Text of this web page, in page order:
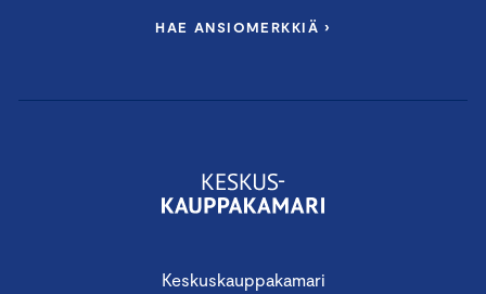
Keskuskauppakamari
HAE ANSIOMERKKIÄ ›